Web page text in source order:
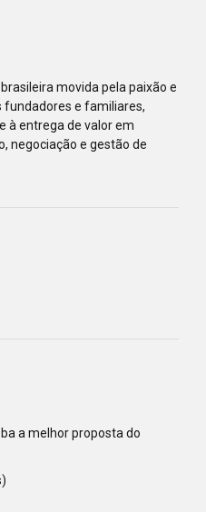
movida pela paixão e
fundadores e familiares,
à entrega de valor em
negociação e gestão de
a melhor proposta do